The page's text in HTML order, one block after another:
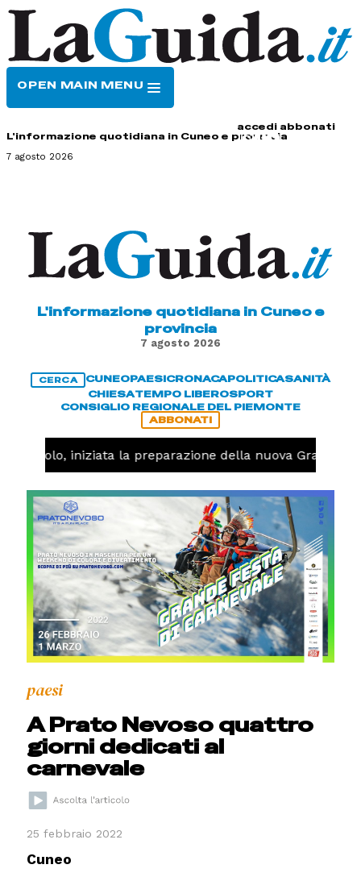
OPEN MAIN MENU
accedi abbonati
L'informazione quotidiana in Cuneo e provincia
7 agosto 2026
L'informazione quotidiana in Cuneo e
provincia
7 agosto 2026
CERCA CUNEOPAESICRONACAPOLITICASANITÀ
CHIESATEMPO LIBEROSPORT
CONSIGLIO REGIONALE DEL PIEMONTE
ABBONATI
iniziata la preparazione della nuova Granda
paesi
A Prato Nevoso quattro
giorni dedicati al
carnevale
25 febbraio 2022
Cuneo